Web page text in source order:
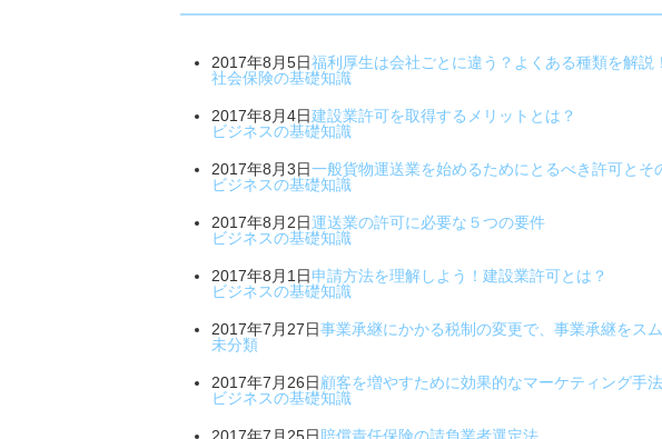
2017年8月5日福利厚生は会社ごとに違う？よくある種類を解説！
社会保険の基礎知識
2017年8月4日建設業許可を取得するメリットとは？
ビジネスの基礎知識
2017年8月3日一般貨物運送業を始めるためにとるべき許可とそ
ビジネスの基礎知識
2017年8月2日運送業の許可に必要な５つの要件
ビジネスの基礎知識
2017年8月1日申請方法を理解しよう！建設業許可とは？
ビジネスの基礎知識
2017年7月27日事業承継にかかる税制の変更で、事業承継をス
未分類
2017年7月26日顧客を増やすために効果的なマーケティング手
ビジネスの基礎知識